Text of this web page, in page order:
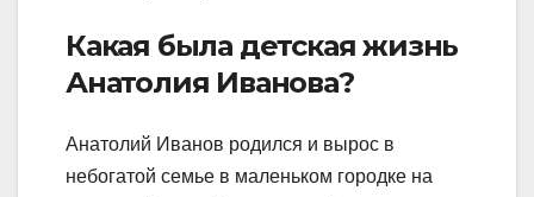
Какая была детская жизнь
Анатолия Иванова?
Анатолий Иванов родился и вырос в
небогатой семье в маленьком городке на